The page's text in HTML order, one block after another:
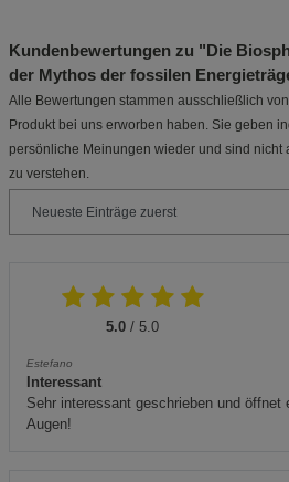
Kundenbewertungen zu "Die
der Mythos der fossilen
Alle Bewertungen stammen ausschließlich
Produkt bei uns erworben haben. Sie geben
persönliche Meinungen wieder und sind nicht
zu verstehen.
5.0 / 5.0
Estefano
Interessant
Sehr interessant geschrieben und öffnet
Augen!